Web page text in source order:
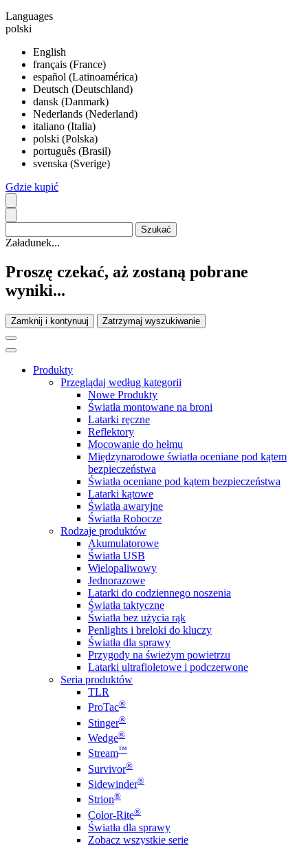
Languages
polski
English
français (France)
español (Latinoamérica)
Deutsch (Deutschland)
dansk (Danmark)
Nederlands (Nederland)
italiano (Italia)
polski (Polska)
português (Brasil)
svenska (Sverige)
Gdzie kupić
Załadunek...
Proszę czekać, aż zostaną pobrane
wyniki...
Zamknij i kontynuuj Zatrzymaj wyszukiwanie
Produkty
Przeglądaj według kategorii
Nowe Produkty
Światła montowane na broni
Latarki ręczne
Reflektory
Mocowanie do hełmu
Międzynarodowe światła oceniane pod kątem
bezpieczeństwa
Światła oceniane pod kątem bezpieczeństwa
Latarki kątowe
Światła awaryjne
Światła Robocze
Rodzaje produktów
Akumulatorowe
Światła USB
Wielopaliwowy
Jednorazowe
Latarki do codziennego noszenia
Światła taktyczne
Światła bez użycia rąk
Penlights i breloki do kluczy
Światła dla sprawy
Przygody na świeżym powietrzu
Latarki ultrafioletowe i podczerwone
Seria produktów
TLR
ProTac®
Stinger®
Wedge®
Stream™
Survivor®
Sidewinder®
Strion®
Color-Rite®
Światła dla sprawy
Zobacz wszystkie serie